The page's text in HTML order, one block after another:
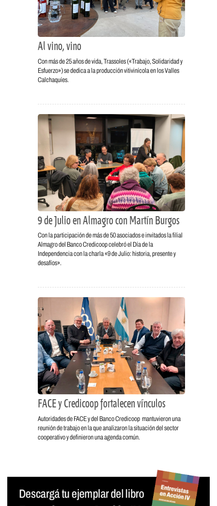
Al vino, vino
Con más de 25 años de vida, Trassoles («Trabajo, Solidaridad y
Esfuerzo») se dedica a la producción vitivinícola en los Valles
Calchaquíes.
9 de Julio en Almagro con Martín Burgos
Con la participación de más de 50 asociados e invitados la filial
Almagro del Banco Credicoop celebró el Día de la
Independencia con la charla «9 de Julio: historia, presente y
desafíos».
FACE y Credicoop fortalecen vínculos
Autoridades de FACE y del Banco Credicoop mantuvieron una
reunión de trabajo en la que analizaron la situación del sector
cooperativo y definieron una agenda común.